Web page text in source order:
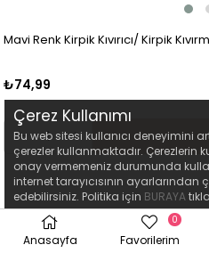
Mavi Renk Kirpik Kıvırıcı/ Kirpik
₺74,99
Çerez Kullanımı
Bu web sitesi kullanıcı deneyimini
çerezler kullanmaktadır. Çerezlerin
onay vermemeniz durumunda
internet tarayıcısının ayarlarından
edebilirsiniz. Politika için BURAYA
Anasayfa Favorilerim
0